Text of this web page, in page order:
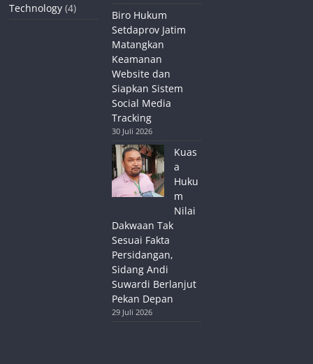
Technology (4)
Biro Hukum
Setdaprov Jatim
Matangkan
Keamanan
Website dan
Siapkan Sistem
Social Media
Tracking
30 Juli 2026
Kuas
a
Huku
m
Nilai
Dakwaan Tak
Sesuai Fakta
Persidangan,
Sidang Andi
Suwardi Berlanjut
Pekan Depan
29 Juli 2026